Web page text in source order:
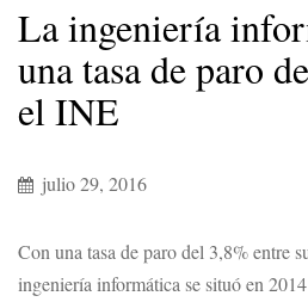
La ingeniería
una tasa de paro
el INE
julio 29, 2016
Con una tasa de paro del 3,8% entre
ingeniería informática se situó en